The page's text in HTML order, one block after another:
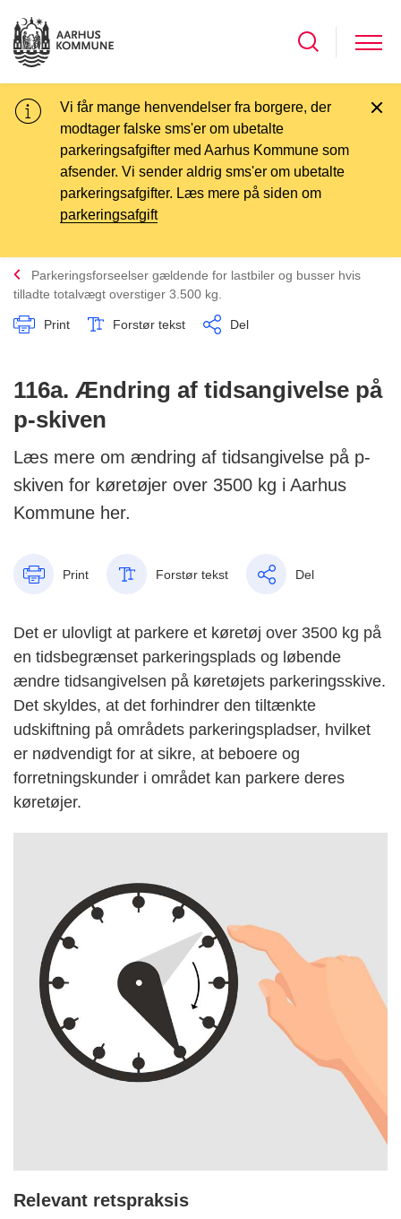
Vi får mange henvendelser fra borgere, der
modtager falske sms'er om ubetalte
parkeringsafgifter med Aarhus Kommune som
afsender. Vi sender aldrig sms'er om ubetalte
parkeringsafgifter. Læs mere på siden om
parkeringsafgift
Parkeringsforseelser gældende for lastbiler og busser hvis
tilladte totalvægt overstiger 3.500 kg.
Print Forstør tekst Del
116a. Ændring af tidsangivelse på
p-skiven
Læs mere om ændring af tidsangivelse på p-
skiven for køretøjer over 3500 kg i Aarhus
Kommune her.
Print Forstør tekst Del
Det er ulovligt at parkere et køretøj over 3500 kg på
en tidsbegrænset parkeringsplads og løbende
ændre tidsangivelsen på køretøjets parkeringsskive.
Det skyldes, at det forhindrer den tiltænkte
udskiftning på områdets parkeringspladser, hvilket
er nødvendigt for at sikre, at beboere og
forretningskunder i området kan parkere deres
køretøjer.
Relevant retspraksis